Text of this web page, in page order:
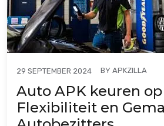
29 SEPTEMBER 2024 BY APKZILLA
Auto APK keuren
Flexibiliteit en